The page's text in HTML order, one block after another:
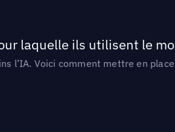
laquelle ils utilisent le
l’IA. Voici comment mettre en